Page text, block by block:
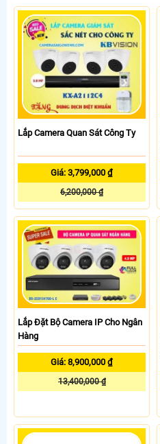
Lắp Camera Quan Sát Công Ty
Giá: 3,799,000 ₫
6,200,000 ₫
Lắp Đặt Bộ Camera IP Cho Ngân
Hàng
Giá: 8,900,000 ₫
13,400,000 ₫